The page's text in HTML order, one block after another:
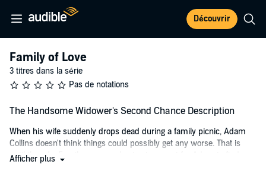
Découvrir
Family of Love
3 titres dans la série
Pas de notations
The Handsome Widower's Second Chance Description
When his wife suddenly drops dead during a family picnic, Adam
Collins doesn't think things could possibly get any worse. That is
until they do. Family pressure begins to mount for Adam to find a
Afficher plus